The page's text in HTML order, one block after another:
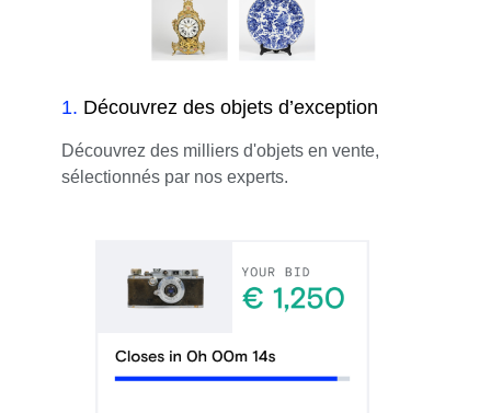
1. Découvrez des objets d’exception
Découvrez des milliers d'objets en vente,
sélectionnés par nos experts.